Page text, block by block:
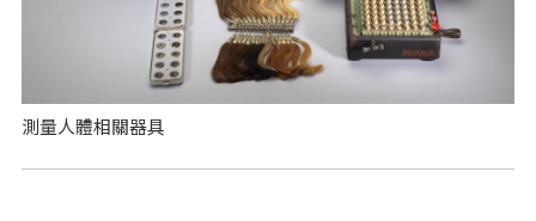
測量人體相關器具